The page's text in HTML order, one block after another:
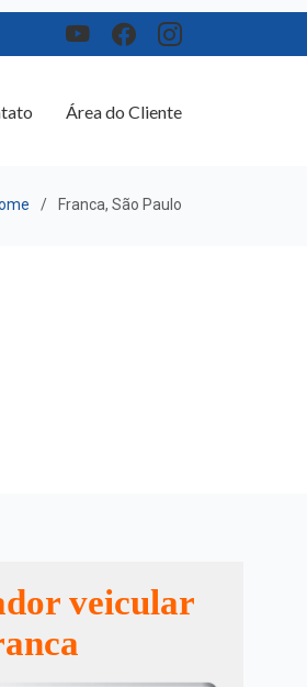
Área do Cliente
Franca, São Paulo
veicular